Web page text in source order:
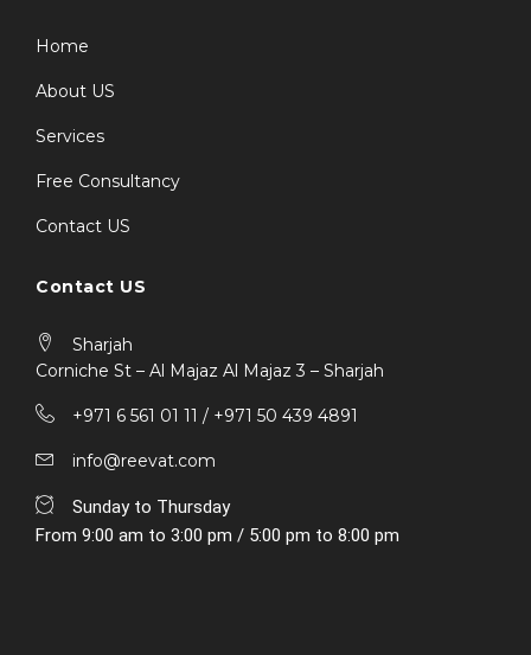
Home
About US
Services
Free Consultancy
Contact US
Contact US
Sharjah
Corniche St – Al Majaz Al Majaz 3 – Sharjah
+971 6 561 01 11 / ‎+971 50 439 4891
info@reevat.com
Sunday to Thursday
From 9:00 am to 3:00 pm / 5:00 pm to 8:00 pm